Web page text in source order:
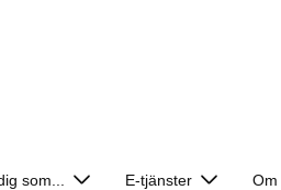
som... E-tjänster Om